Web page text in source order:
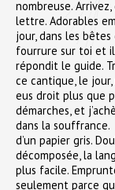
nombreuse.
lettre. Adorables
jour, dans les
fourrure sur toi et
répondit le guide.
ce cantique, le
eus droit plus que
démarches, et
dans la
d’un papier gris.
décomposée, la
plus facile.
seulement parce